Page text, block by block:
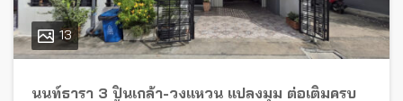
13
นนท์ธารา 3 ปิ่นเกล้า-วงแหวน แปลงมุม ต่อเติมครบ